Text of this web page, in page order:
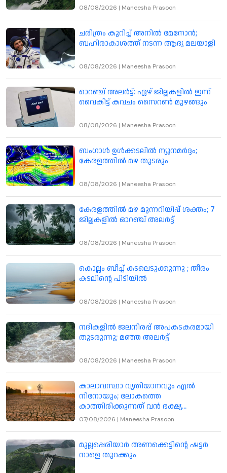
08/08/2026 | Maneesha Prasoon
ചരിത്രം കുറിച്ച് അനിൽ മേനോൻ;
ബഹിരാകാശത്ത് നടന്ന ആദ്യ മലയാളി
08/08/2026 | Maneesha Prasoon
ഓറഞ്ച് അലർട്ട്: ഏഴ് ജില്ലകളിൽ ഇന്ന്
വൈകിട്ട് കവചം സൈറൺ മുഴങ്ങും
08/08/2026 | Maneesha Prasoon
ബംഗാൾ ഉൾക്കടലിൽ ന്യൂനമർദ്ദം;
കേരളത്തിൽ മഴ തുടരും
08/08/2026 | Maneesha Prasoon
കേരളത്തിൽ മഴ മുന്നറിയിപ്പ് ശക്തം; 7
ജില്ലകളിൽ ഓറഞ്ച് അലർട്ട്
08/08/2026 | Maneesha Prasoon
കൊല്ലം ബീച്ച് കടലെടുക്കുന്നു ; തീരം
കടലിന്റെ പിടിയിൽ
08/08/2026 | Maneesha Prasoon
നദികളിൽ ജലനിരപ്പ് അപകടകരമായി
തുടരുന്നു; മഞ്ഞ അലർട്ട്
08/08/2026 | Maneesha Prasoon
കാലാവസ്ഥാ വ്യതിയാനവും എൽ
നിനോയും; ലോകത്തെ
കാത്തിരിക്കുന്നത് വൻ ഭക്ഷ്യ
പ്രതിസന്ധി
07/08/2026 | Maneesha Prasoon
മുല്ലപ്പെരിയാർ അണക്കെട്ടിന്റെ ഷട്ടർ
നാളെ തുറക്കും